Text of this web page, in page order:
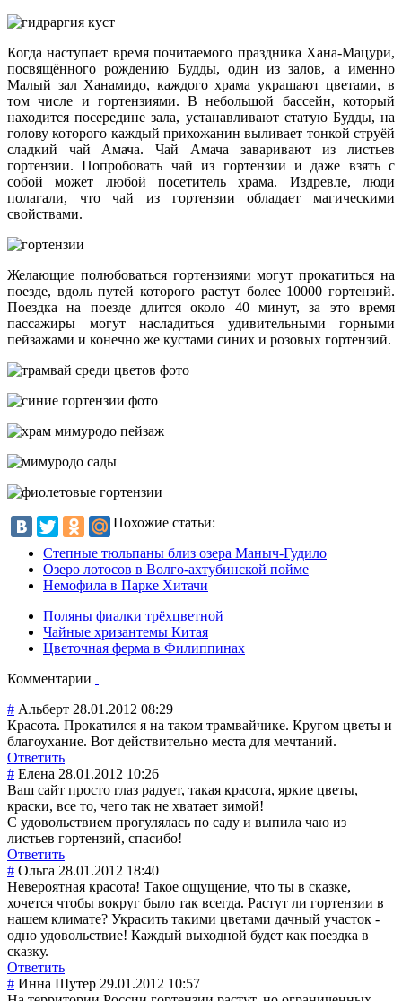
Когда наступает время почитаемого праздника Хана-Мацури,
посвящённого рождению Будды, один из залов, а именно
Малый зал Ханамидо, каждого храма украшают цветами, в
том числе и гортензиями. В небольшой бассейн, который
находится посередине зала, устанавливают статую Будды, на
голову которого каждый прихожанин выливает тонкой струёй
сладкий чай Амача. Чай Амача заваривают из листьев
гортензии. Попробовать чай из гортензии и даже взять с
собой может любой посетитель храма. Издревле, люди
полагали, что чай из гортензии обладает магическими
свойствами.
Желающие полюбоваться гортензиями могут прокатиться на
поезде, вдоль путей которого растут более 10000 гортензий.
Поездка на поезде длится около 40 минут, за это время
пассажиры могут насладиться удивительными горными
пейзажами и конечно же кустами синих и розовых гортензий.
Похожие статьи:
Степные тюльпаны близ озера Маныч-Гудило
Озеро лотосов в Волго-ахтубинской пойме
Немофила в Парке Хитачи
Поляны фиалки трёхцветной
Чайные хризантемы Китая
Цветочная ферма в Филиппинах
Комментарии
# Альберт 28.01.2012 08:29
Красота. Прокатился я на таком трамвайчике. Кругом цветы и
благоухание. Вот действительно места для мечтаний.
Ответить
# Елена 28.01.2012 10:26
Ваш сайт просто глаз радует, такая красота, яркие цветы,
краски, все то, чего так не хватает зимой!
С удовольствием прогулялась по саду и выпила чаю из
листьев гортензий, спасибо!
Ответить
# Ольга 28.01.2012 18:40
Невероятная красота! Такое ощущение, что ты в сказке,
хочется чтобы вокруг было так всегда. Растут ли гортензии в
нашем климате? Украсить такими цветами дачный участок -
одно удовольствие! Каждый выходной будет как поездка в
сказку.
Ответить
# Инна Шутер 29.01.2012 10:57